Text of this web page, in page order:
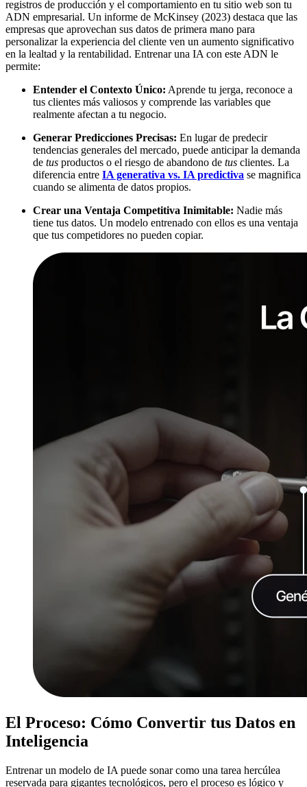
registros de producción y el comportamiento en tu sitio web son tu
ADN empresarial. Un informe de McKinsey (2023) destaca que las
empresas que aprovechan sus datos de primera mano para
personalizar la experiencia del cliente ven un aumento significativo
en la lealtad y la rentabilidad. Entrenar una IA con este ADN le
permite:
Entender el Contexto Único: Aprende tu jerga, reconoce a
tus clientes más valiosos y comprende las variables que
realmente afectan a tu negocio.
Generar Predicciones Precisas: En lugar de predecir
tendencias generales del mercado, puede anticipar la demanda
de tus productos o el riesgo de abandono de tus clientes. La
diferencia entre IA generativa vs. IA predictiva se magnifica
cuando se alimenta de datos propios.
Crear una Ventaja Competitiva Inimitable: Nadie más
tiene tus datos. Un modelo entrenado con ellos es una ventaja
que tus competidores no pueden copiar.
El Proceso: Cómo Convertir tus Datos en
Inteligencia
Entrenar un modelo de IA puede sonar como una tarea hercúlea
reservada para gigantes tecnológicos, pero el proceso es lógico y